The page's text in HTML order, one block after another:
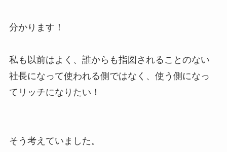
分かります！
私も以前はよく、誰からも指図されることのない
社長になって使われる側ではなく、使う側になっ
てリッチになりたい！
そう考えていました。